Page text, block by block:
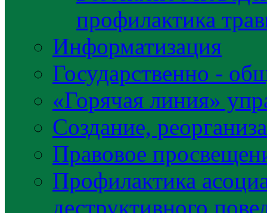
профилактика
Информатизация
Государственно -
«Горячая линия»
Создание,
Правовое
Профилактика
деструктивного